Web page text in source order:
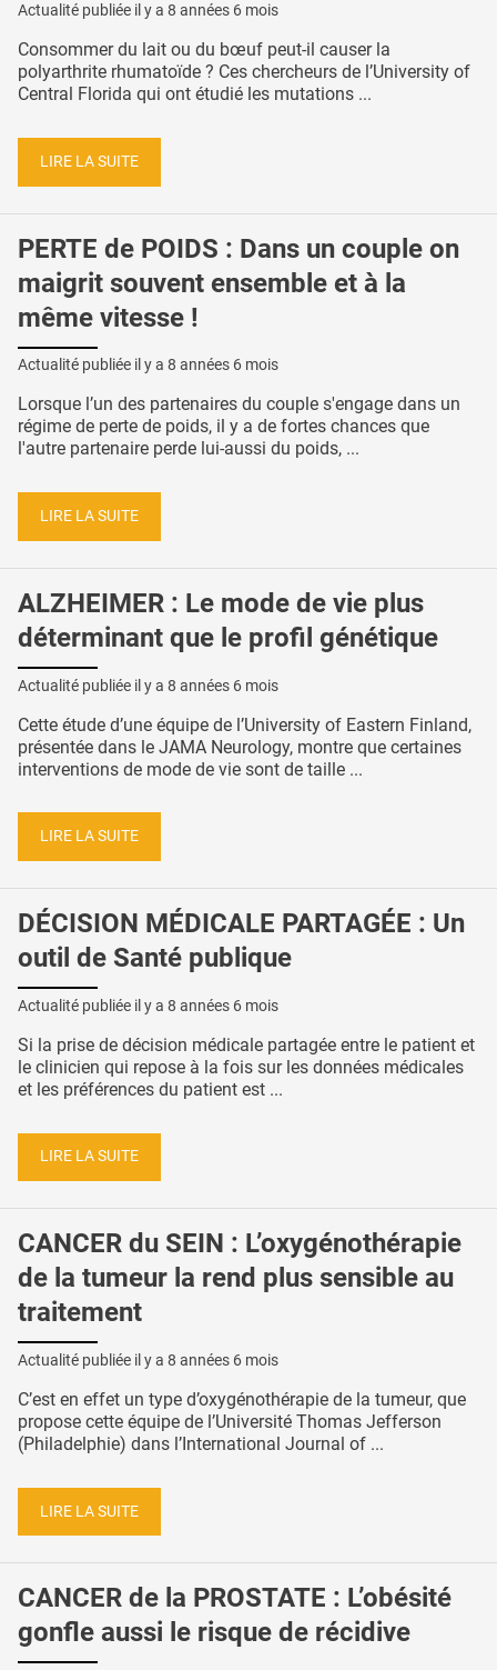
Actualité publiée il y a 8 années 6 mois
Consommer du lait ou du bœuf peut-il causer la
polyarthrite rhumatoïde ? Ces chercheurs de l’University of
Central Florida qui ont étudié les mutations ...
LIRE LA SUITE
PERTE de POIDS : Dans un couple on
maigrit souvent ensemble et à la
même vitesse !
Actualité publiée il y a 8 années 6 mois
Lorsque l’un des partenaires du couple s'engage dans un
régime de perte de poids, il y a de fortes chances que
l'autre partenaire perde lui-aussi du poids, ...
LIRE LA SUITE
ALZHEIMER : Le mode de vie plus
déterminant que le profil génétique
Actualité publiée il y a 8 années 6 mois
Cette étude d’une équipe de l’University of Eastern Finland,
présentée dans le JAMA Neurology, montre que certaines
interventions de mode de vie sont de taille ...
LIRE LA SUITE
DÉCISION MÉDICALE PARTAGÉE : Un
outil de Santé publique
Actualité publiée il y a 8 années 6 mois
Si la prise de décision médicale partagée entre le patient et
le clinicien qui repose à la fois sur les données médicales
et les préférences du patient est ...
LIRE LA SUITE
CANCER du SEIN : L’oxygénothérapie
de la tumeur la rend plus sensible au
traitement
Actualité publiée il y a 8 années 6 mois
C’est en effet un type d’oxygénothérapie de la tumeur, que
propose cette équipe de l’Université Thomas Jefferson
(Philadelphie) dans l’International Journal of ...
LIRE LA SUITE
CANCER de la PROSTATE : L’obésité
gonfle aussi le risque de récidive